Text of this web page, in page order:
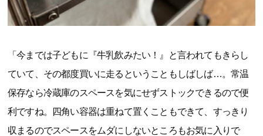
「今までは子どもに『牛乳飲みたい！』と言われてもきらし
ていて、その都度買いに走るということもしばしば…。常温
保存なら冷蔵庫のスペースを気にせずストックできるので便
利ですね。四角い容器は重ねて置くこともできて、すっきり
収まるのでスペースをムダにしないところもお気に入りで